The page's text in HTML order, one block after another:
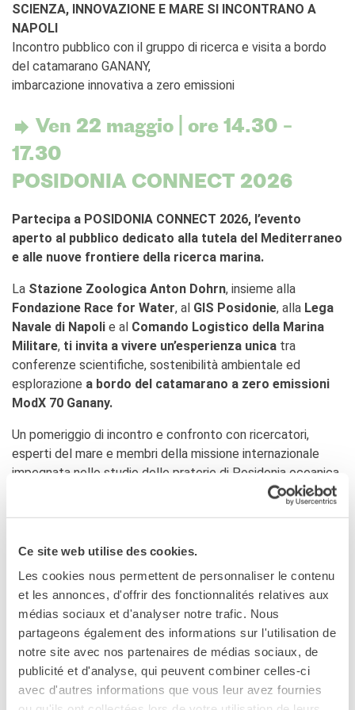
Ce site web utilise des cookies.
Les cookies nous permettent de personnaliser le contenu
et les annonces, d'offrir des fonctionnalités relatives aux
médias sociaux et d'analyser notre trafic. Nous
partageons également des informations sur l'utilisation de
notre site avec nos partenaires de médias sociaux, de
publicité et d'analyse, qui peuvent combiner celles-ci
avec d'autres informations que vous leur avez fournies
L'équipe
IF Italia
Carta / Tessera socio
I nostri partner
Certificazione ISO UNI EN
9001: 2015
CERCA
SCIENZA, INNOVAZIONE E MARE SI INCONTRANO A
NAPOLI
Incontro pubblico con il gruppo di ricerca e visita a bordo
del catamarano GANANY,
imbarcazione innovativa a zero emissioni
Ven 22 maggio | ore 14.30 –
17.30
POSIDONIA CONNECT 2026
Partecipa a POSIDONIA CONNECT 2026, l’evento
aperto al pubblico dedicato alla tutela del Mediterraneo
e alle nuove frontiere della ricerca marina.
La Stazione Zoologica Anton Dohrn, insieme alla
Fondazione Race for Water, al GIS Posidonie, alla Lega
Navale di Napoli e al Comando Logistico della Marina
Militare, ti invita a vivere un’esperienza unica tra
conferenze scientifiche, sostenibilità ambientale ed
esplorazione a bordo del catamarano a zero emissioni
ModX 70 Ganany.
Un pomeriggio di incontro e confronto con ricercatori,
esperti del mare e membri della missione internazionale
impegnata nello studio delle praterie di Posidonia oceanica,
ecosistema fondamentale per biodiversità, clima e
protezione delle coste, contribuendo attivamente alla
PROGRAMMA
14.30 – 16.00 | Conferenza e dialogo istituzionale
(Sala Rolandi)
16.15 – 17.30 | Visita guidata a bordo del
catamarano ModX 70 Ganany